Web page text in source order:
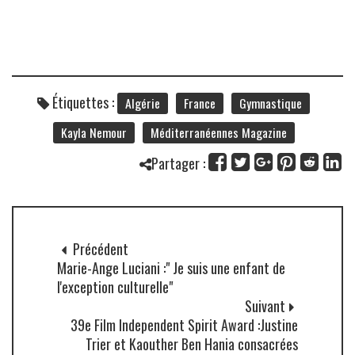
Étiquettes : Algérie France
Gymnastique
Kayla Nemour
Méditerranéennes Magazine
Partager :
Précédent
Marie-Ange Luciani :" Je suis une enfant de
l'exception culturelle"
Suivant
39e Film Independent Spirit Award :Justine
Trier et Kaouther Ben Hania consacrées